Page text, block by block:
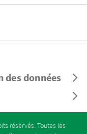
données
réservés. Toutes les